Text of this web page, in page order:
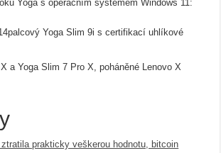
Yoga s operačním systémem Windows 11:
Yoga Slim 9i s certifikací uhlíkové
a Yoga Slim 7 Pro X, poháněné Lenovo X
prakticky veškerou hodnotu, bitcoin